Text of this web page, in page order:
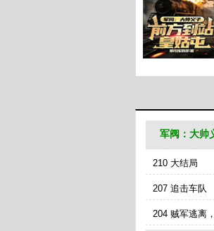
流窜诸天的灾厄
军阀：大帅
210 大结局
207 追击车队
204 贼军逃离